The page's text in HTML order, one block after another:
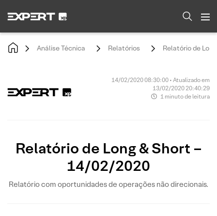
Análise Técnica Relatórios Relatório de
14/02/2020 08:30:00 • Atualizado em
13/02/2020 20:40:29
1 minuto de leitura
Relatório de Long & Short –
14/02/2020
Relatório com oportunidades de operações não direcionais.